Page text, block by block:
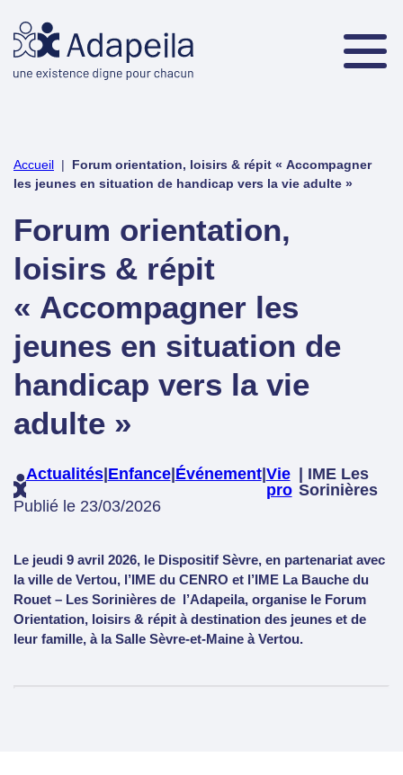
Accueil |
Forum orientation, loisirs & répit « Accompagner
les jeunes en situation de handicap vers la vie adulte »
Forum orientation,
loisirs & répit
« Accompagner les
jeunes en situation de
handicap vers la vie
adulte »
Actualités|Enfance|Événement|Vie
pro
| IME Les
Sorinières
Publié le 23/03/2026
Le jeudi 9 avril 2026, le Dispositif Sèvre, en partenariat avec
la ville de Vertou, l’IME du CENRO et l’IME La Bauche du
Rouet – Les Sorinières de l’Adapeila, organise le Forum
Orientation, loisirs & répit à destination des jeunes et de
leur famille, à la Salle Sèvre-et-Maine à Vertou.